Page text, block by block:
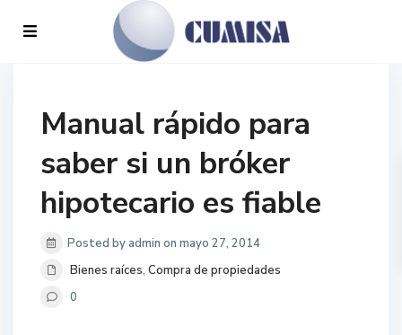
Manual rápido para
saber si un bróker
hipotecario es fiable
Posted by admin on mayo 27, 2014
Bienes raíces, Compra de propiedades
0